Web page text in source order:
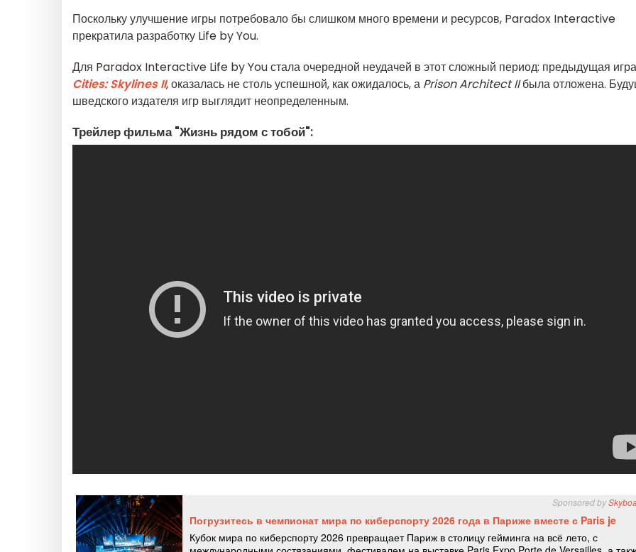
Поскольку улучшение игры потребовало бы слишком много времени и ресурсов, Paradox Interactive
прекратила разработку Life by You.
Для Paradox Interactive Life by You стала очередной неудачей в этот сложный период: предыдущая
Cities: Skylines II, оказалась не столь успешной, как ожидалось, а Prison Architect IIбыла отложена.
шведского издателя игр выглядит неопределенным.
Трейлер фильма "Жизнь рядом с тобой":